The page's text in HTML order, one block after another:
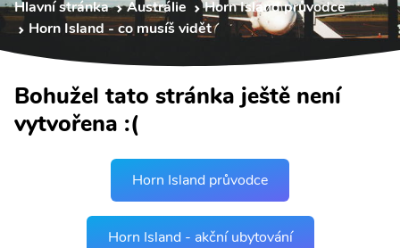
Hlavní stránka
Austrálie
Horn Island průvodce
Horn Island - co musíš vidět
Bohužel tato stránka ještě není
vytvořena :(
Horn Island průvodce
Horn Island - akční ubytování